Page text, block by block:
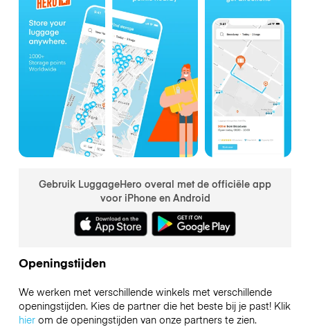
Gebruik LuggageHero overal met de officiële app
voor iPhone en Android
Openingstijden
We werken met verschillende winkels met verschillende
openingstijden. Kies de partner die het beste bij je past! Klik
hierom de openingstijden van onze partners te zien.